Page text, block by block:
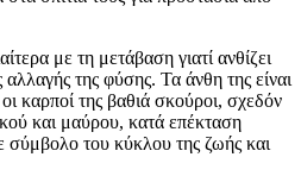
με τη μετάβαση γιατί ανθίζει
της φύσης. Τα άνθη της είναι
καρποί της βαθιά σκούροι, σχεδόν
και μαύρου, κατά επέκταση
σύμβολο του κύκλου της ζωής και